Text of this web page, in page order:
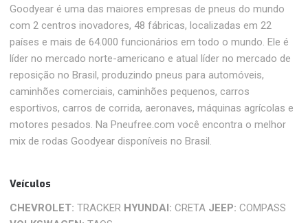
Goodyear é uma das maiores empresas de pneus do mundo
com 2 centros inovadores, 48 ​​fábricas, localizadas em 22
países e mais de 64.000 funcionários em todo o mundo. Ele é
líder no mercado norte-americano e atual líder no mercado de
reposição no Brasil, produzindo pneus para automóveis,
caminhões comerciais, caminhões pequenos, carros
esportivos, carros de corrida, aeronaves, máquinas agrícolas e
motores pesados. Na Pneufree.com você encontra o melhor
mix de rodas Goodyear disponíveis no Brasil.
Veículos
CHEVROLET: TRACKER HYUNDAI: CRETA JEEP: COMPASS